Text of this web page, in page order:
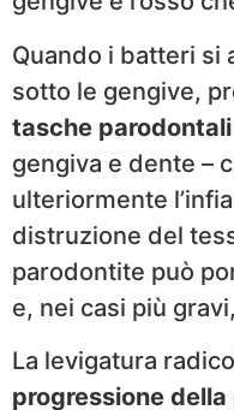
Quando i batteri si
sotto le gengive,
tasche parodontali
gengiva e dente –
ulteriormente
distruzione del
parodontite può
e, nei casi più
La levigatura
progressione